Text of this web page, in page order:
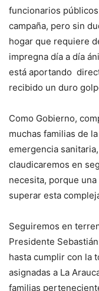
funcionarios
campaña, pero sin
hogar que requiere
impregna día a día
está aportando
recibido un duro
Como Gobierno,
muchas familias de
emergencia
claudicaremos en
necesita, porque
superar esta
Seguiremos en
Presidente
hasta cumplir con la
asignadas a La
familias